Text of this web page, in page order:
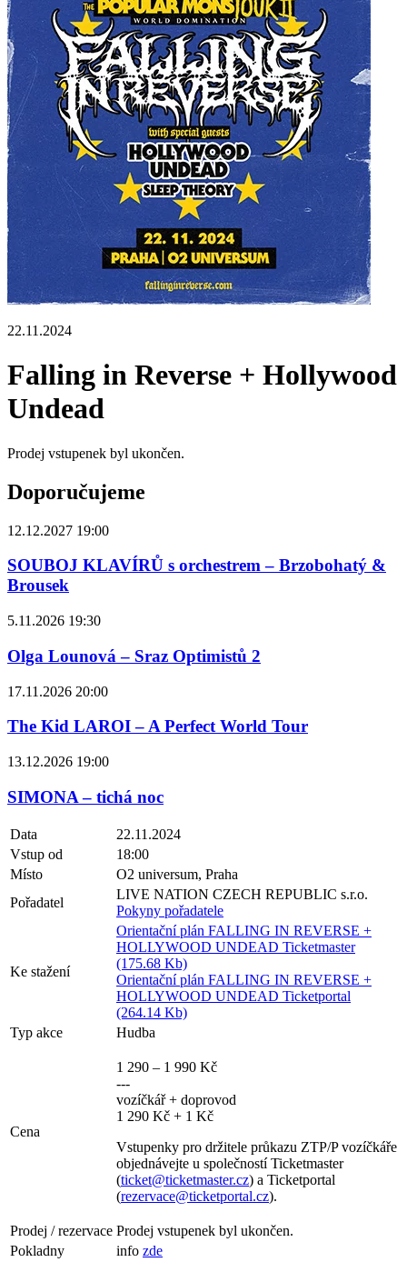
22.11.2024
Falling in Reverse + Hollywood
Undead
Prodej vstupenek byl ukončen.
Doporučujeme
12.12.2027 19:00
SOUBOJ KLAVÍRŮ s orchestrem – Brzobohatý &
Brousek
5.11.2026 19:30
Olga Lounová – Sraz Optimistů 2
17.11.2026 20:00
The Kid LAROI – A Perfect World Tour
13.12.2026 19:00
SIMONA – tichá noc
Data
22.11.2024
Vstup od
18:00
Místo
O2 universum, Praha
Pořadatel
LIVE NATION CZECH REPUBLIC s.r.o.
Pokyny pořadatele
Ke stažení
Orientační plán FALLING IN REVERSE +
HOLLYWOOD UNDEAD Ticketmaster
(175.68 Kb)
Orientační plán FALLING IN REVERSE +
HOLLYWOOD UNDEAD Ticketportal
(264.14 Kb)
Typ akce
Hudba
Cena
1 290 – 1 990 Kč
---
vozíčkář + doprovod
1 290 Kč + 1 Kč
Vstupenky pro držitele průkazu ZTP/P vozíčkáře
objednávejte u společností Ticketmaster
(ticket@ticketmaster.cz) a Ticketportal
(rezervace@ticketportal.cz).
Prodej / rezervace Prodej vstupenek byl ukončen.
Pokladny
info zde